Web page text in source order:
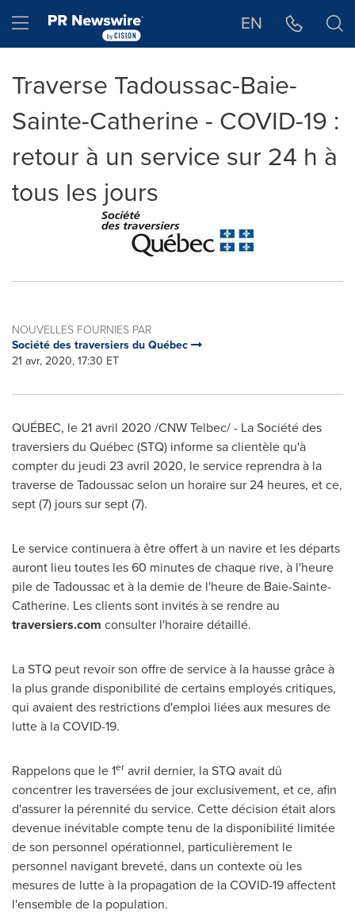
Hamburger menu EN
Traverse Tadoussac-Baie-
Sainte-Catherine - COVID-19 :
retour à un service sur 24 h à
tous les jours
NOUVELLES FOURNIES PAR
Société des traversiers du Québec
21 avr, 2020, 17:30 ET
QUÉBEC, le 21 avril 2020 /CNW Telbec/ - La Société des
traversiers du Québec (STQ) informe sa clientèle qu'à
compter du jeudi 23 avril 2020, le service reprendra à la
traverse deTadoussacselon un horaire sur 24 heures, et ce,
sept (7) jours sur sept (7).
Le service continuera à être offert à un navire et les départs
auront lieu toutes les 60 minutes de chaque rive, à l'heure
pile deTadoussacet à la demie de l'heure de Baie-Sainte-
Catherine. Les clients sont invités à se rendre au
traversiers.com consulter l'horaire détaillé.
La STQ peut revoir son offre de service à la hausse grâce à
la plus grande disponibilité de certains employés critiques,
qui avaient des restrictions d'emploi liées aux mesures de
lutte à la COVID-19.
Rappelons que le 1er avril dernier, la STQ avait dû
concentrer les traversées de jour exclusivement, et ce, afin
d'assurer la pérennité du service. Cette décision était alors
devenue inévitable compte tenu de la disponibilité limitée
de son personnel opérationnel, particulièrement le
personnel navigant breveté, dans un contexte où les
mesures de lutte à la propagation de la COVID-19 affectent
l'ensemble de la population.